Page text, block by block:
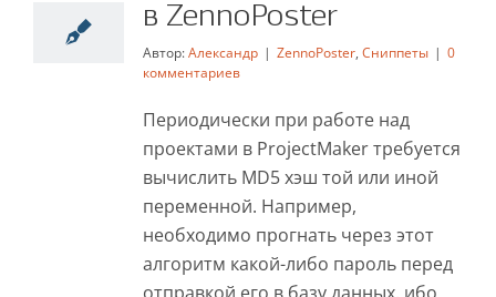
в ZennoPoster
ZennoPoster Сниппеты
в ZennoPoster
Автор:Александр | ZennoPoster, Сниппеты | 0
комментариев
Периодически при работе над
проектами в ProjectMaker требуется
вычислить MD5 хэш той или иной
переменной. Например,
необходимо прогнать через этот
алгоритм какой-либо пароль перед